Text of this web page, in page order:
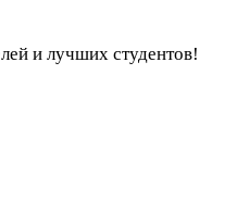
и лучших студентов!